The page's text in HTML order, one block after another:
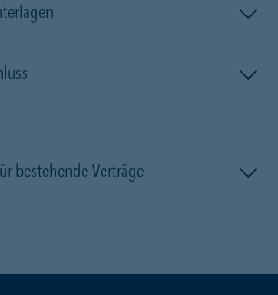
bestehende Verträge